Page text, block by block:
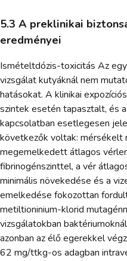
5.3 A preklinikai
eredményei
Ismételtdózis-toxicitás Az
vizsgálat kutyáknál nem
hatásokat. A klinikai
szintek esetén tapasztalt, és
kapcsolatban esetlegesen
következők voltak: mérsékelt
megemelkedett átlagos
fibrinogénszinttel, a vér
minimális növekedése és a
emelkedése fokozottan
metiltioninium-klorid
vizsgálatokban
azonban az élő egerekkel
62 mg/ttkg-os adagban